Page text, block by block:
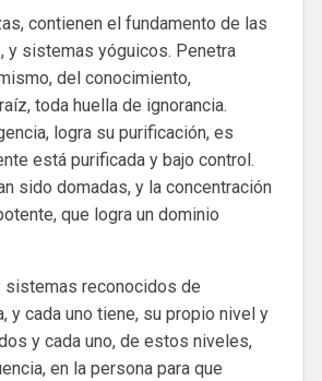
contienen el fundamento de las
y sistemas yóguicos. Penetra
del conocimiento,
toda huella de ignorancia.
logra su purificación, es
está purificada y bajo control.
sido domadas, y la concentración
que logra un dominio
sistemas reconocidos de
y cada uno tiene, su propio nivel y
y cada uno, de estos niveles,
en la persona para que